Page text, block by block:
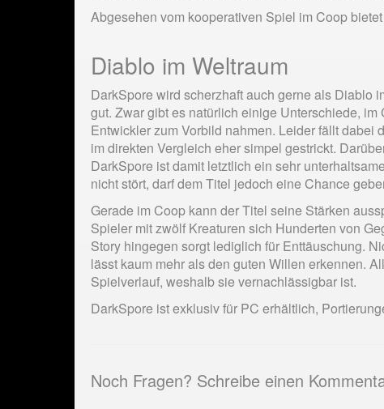
Abgesehen vom kooperativen Spiel im Coop
Diablo im Weltraum
DarkSpore wird scherzhaft auch gerne als Diablo
gut. Zwar gibt es natürlich einige Unterschiede,
Entwickler zum Vorbild nahmen. Leider fällt dabei
im direkten Vergleich eher simpel gestrickt.
DarkSpore ist damit letztlich ein sehr
nicht stört, darf dem Titel jedoch eine Chance
Gerade im Coop kann der Titel seine Stärken
Spieler mit zwölf Kreaturen sich Hunderten von
Story hingegen sorgt lediglich für Enttäuschung.
lässt kaum mehr als den guten Willen erkennen.
Spielverlauf, weshalb sie vernachlässigbar ist.
DarkSpore ist exklusiv für PC erhältlich,
Noch Fragen? Schreibe einen